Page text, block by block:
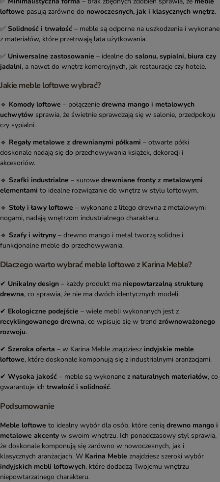
loftowe pasują zarówno do nowoczesnych, jak i klasycznych wnętrz.
✅ Solidność i trwałość – meble są odporne na uszkodzenia i wykonane
z materiałów, które przetrwają lata użytkowania.
✅ Uniwersalne zastosowanie – idealne do salonu, sypialni, biura czy
jadalni, a nawet do wnętrz komercyjnych, jak restauracje czy hotele.
Jakie meble loftowe wybrać?
🔹 Komody loftowe – połączenie drewna mango i metalowych
uchwytów sprawia, że świetnie sprawdzają się w salonie, przedpokoju
czy sypialni.
🔹 Regały metalowe z drewnianymi półkami – otwarte półki
doskonale nadają się do przechowywania książek, dekoracji i
akcesoriów.
🔹 Szafki industrialne – surowe drewniane fronty z metalowymi
elementami to idealne rozwiązanie do wnętrz w stylu loftowym.
🔹 Stoły i ławy loftowe – wykonane z litego drewna z metalowymi
nogami, nadają wnętrzom industrialnego charakteru.
🔹 Szafy i witryny – drewno mango i metal tworzą solidne i
funkcjonalne meble do przechowywania.
Dlaczego warto wybrać meble loftowe z Karina Meble?
✔ Unikalny design – każdy produkt ma niepowtarzalną strukturę
drewna, co sprawia, że nie ma dwóch identycznych modeli.
✔ Ekologiczne podejście – wiele mebli wykonanych jest z
recyklingowanego drewna, co wpisuje się w trend zrównoważonego
rozwoju.
✔ Szeroka oferta – w Karina Meble znajdziesz indyjskie meble
loftowe, które doskonale komponują się z industrialnymi aranżacjami.
✔ Wysoka jakość – meble są wykonane z naturalnych materiałów, co
gwarantuje ich trwałość i solidność.
Podsumowanie
Meble loftowe to idealny wybór dla osób, które cenią drewno mango i
metalowe akcenty w swoim wnętrzu. Ich ponadczasowy styl sprawia,
że doskonale komponują się zarówno w nowoczesnych, jak i
klasycznych aranżacjach. W Karina Meble znajdziesz szeroki wybór
indyjskich mebli loftowych, które dodadzą Twojemu wnętrzu
niepowtarzalnego charakteru.